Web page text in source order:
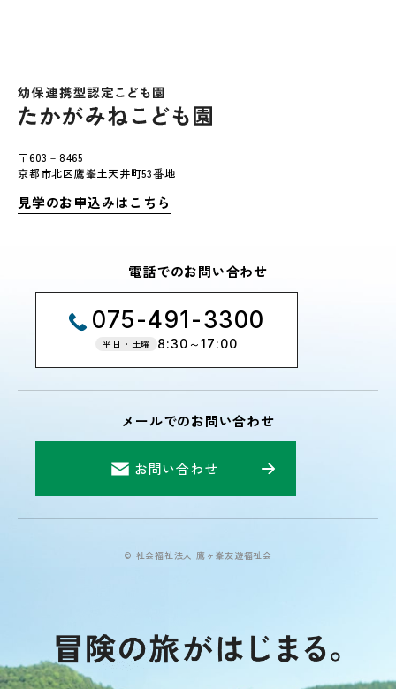
〒603－8465
京都市北区鷹峯土天井町53番地
見学のお申込みはこちら
電話でのお問い合わせ
075-491-3300
平日・土曜 8:30～17:00
メールでのお問い合わせ
お問い合わせ
© 社会福祉法人 鷹ヶ峯友遊福祉会